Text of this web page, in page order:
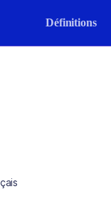
Définitions